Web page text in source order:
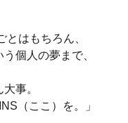
はもちろん、
個人の夢まで、
事。
（ここ）を。」